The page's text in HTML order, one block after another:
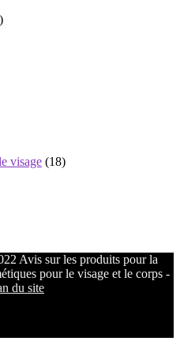
visage (18)
Avis sur les produits pour la
pour le visage et le corps -
du site